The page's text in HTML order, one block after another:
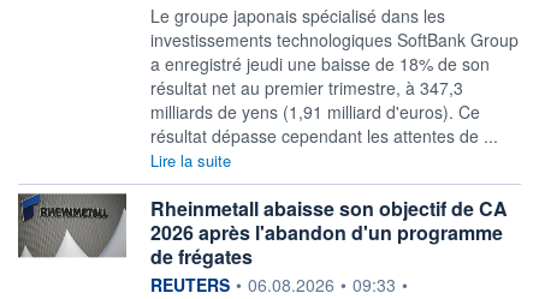
Le groupe japonais spécialisé ‌dans les
investissements technologiques SoftBank Group
a enregistré jeudi une baisse ​de 18% de son
résultat net au premier trimestre, à 347,3
milliards de yens (1,91 milliard d'euros). Ce
résultat dépasse cependant les attentes de ...
Lire la suite
Rheinmetall abaisse son objectif de CA
2026 après l'abandon d'un programme
de frégates
information fournie par
REUTERS • 06.08.2026 • 09:33 •